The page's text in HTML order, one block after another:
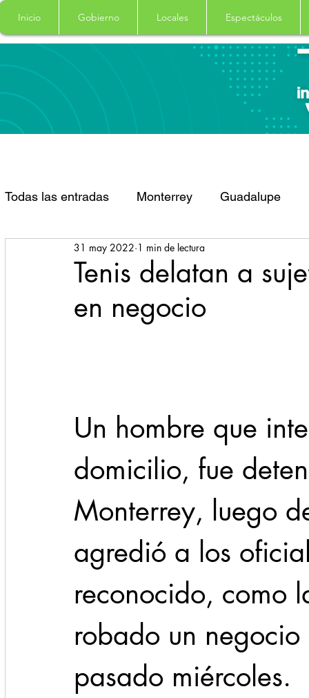
Inicio Gobierno Locales Espectáculos
Todas las entradas Monterrey Guadalupe
Santa Catarina San Pedro Garza Garcia
Espectaculos Clima Principal
Seguridad 1 enero
Tenis delatan a
en negocio
31 may 2022 1 min de lectura
Un hombre que
domicilio, fue
Monterrey, luego
agredió a los
reconocido, como
robado un
pasado miércoles.